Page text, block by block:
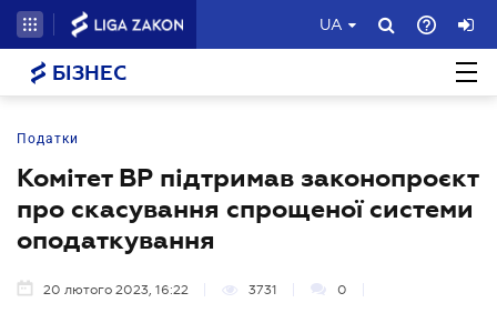
UA
БІЗНЕС
Податки
Комітет ВР підтримав законопроєкт
про скасування спрощеної системи
оподаткування
20 лютого 2023, 16:22 3731 0